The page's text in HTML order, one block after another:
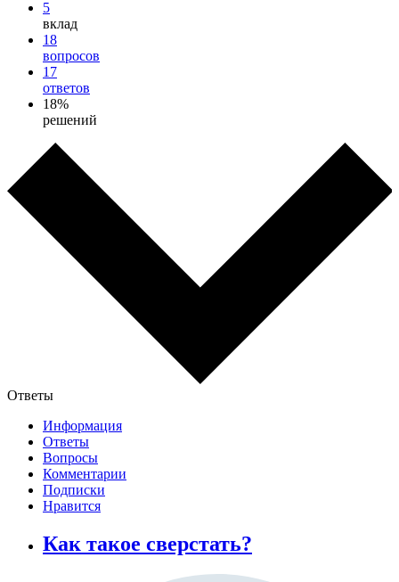
5
вклад
18
вопросов
17
ответов
18%
решений
Ответы
Информация
Ответы
Вопросы
Комментарии
Подписки
Нравится
Как такое сверстать?